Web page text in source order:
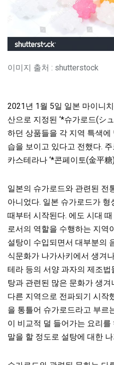
이미지 출처 : shutterstock
2021년 1월 5일 일본 마이니
산으로 지정된 ‘*슈가로드(シ
하던 상품들을 각 지역 특색
습을 보이고 있다고 전했다.
카스테라나 ‘*콘페이토(金平糖
일본의 슈가로드와 관련된 전
아니었다. 일본 슈가로드가
때부터 시작된다. 에도 시대
로서의 역할을 수행하는 지역
설탕이 수입되면서 대부분의
식문화가 나가사키에서 생겨
테라 등의 서양 과자의 제조
탕과 관련된 많은 문화가 생
다른 지역으로 전파되기 시작
을 통틀어 슈가로드라고 부르
이 비교적 덜 들어가는 요리를
말을 할 정도로 설탕에 대한